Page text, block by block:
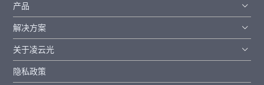
产品
解决方案
关于凌云光
隐私政策